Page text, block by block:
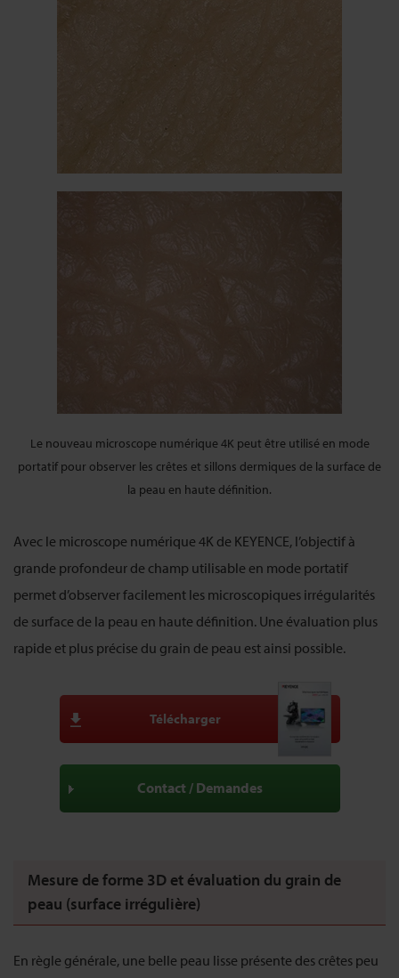
Le nouveau microscope numérique 4K peut être utilisé en mode
portatif pour observer les crêtes et sillons dermiques de la surface de
la peau en haute définition.
Avec le microscope numérique 4K de KEYENCE, l’objectif à
grande profondeur de champ utilisable en mode portatif
permet d’observer facilement les microscopiques irrégularités
de surface de la peau en haute définition. Une évaluation plus
rapide et plus précise du grain de peau est ainsi possible.
Télécharger
Contact / Demandes
Mesure de forme 3D et évaluation du grain de
peau (surface irrégulière)
En règle générale, une belle peau lisse présente des crêtes peu